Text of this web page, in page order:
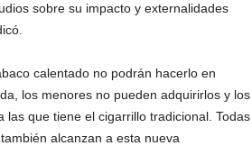
sobre su impacto y externalidades
calentado no podrán hacerlo en
los menores no pueden adquirirlos y los
que tiene el cigarrillo tradicional. Todas
alcanzan a esta nueva